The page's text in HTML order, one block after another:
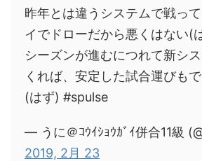
昨年とは違うシステムで戦っ
イでドローだから悪くはない(
シーズンが進むにつれて新シ
くれば、安定した試合運びも
(はず) #spulse
— うに＠ｺｳｲｼｮｳｶﾞｲ併合11級
2019, 2月 23